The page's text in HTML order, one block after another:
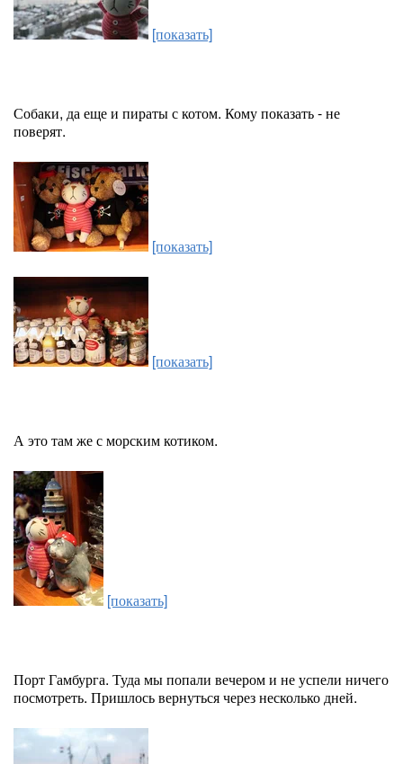
[показать]
Собаки, да еще и пираты с котом. Кому показать - не
поверят.
[показать]
[показать]
А это там же с морским котиком.
[показать]
Порт Гамбурга. Туда мы попали вечером и не успели ничего
посмотреть. Пришлось вернуться через несколько дней.